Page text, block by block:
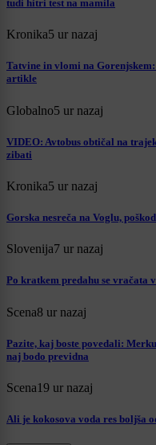
tudi hitri test na mamila
Kronika5 ur nazaj
Tatvine in vlomi na
artikle
Globalno5 ur nazaj
VIDEO: Avtobus obtičal na
zibati
Kronika5 ur nazaj
Gorska nesreča na Voglu,
Slovenija7 ur nazaj
Po kratkem predahu se vračata
Scena8 ur nazaj
Pazite, kaj boste povedali:
naj bodo previdna
Scena19 ur nazaj
Ali je kokosova voda res boljša